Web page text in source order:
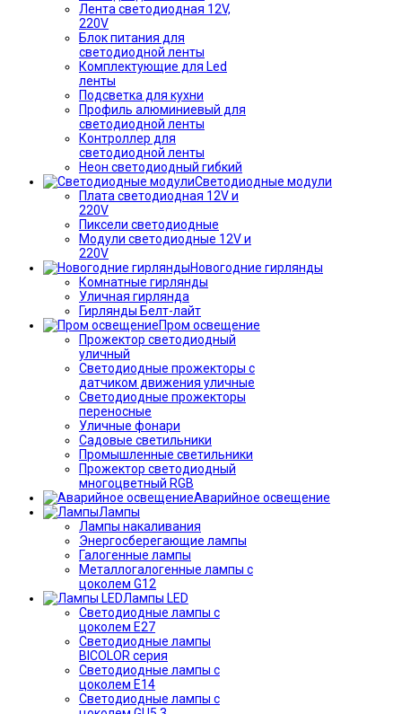
Лента светодиодная 12V,
220V
Блок питания для
светодиодной ленты
Комплектующие для Led
ленты
Подсветка для кухни
Профиль алюминиевый для
светодиодной ленты
Контроллер для
светодиодной ленты
Неон светодиодный гибкий
Светодиодные модули
Плата светодиодная 12V и
220V
Пиксели светодиодные
Модули светодиодные 12V и
220V
Новогодние гирлянды
Комнатные гирлянды
Уличная гирлянда
Гирлянды Белт-лайт
Пром освещение
Прожектор светодиодный
уличный
Светодиодные прожекторы с
датчиком движения уличные
Светодиодные прожекторы
переносные
Уличные фонари
Садовые светильники
Промышленные светильники
Прожектор светодиодный
многоцветный RGB
Аварийное освещение
Лампы
Лампы накаливания
Энергосберегающие лампы
Галогенные лампы
Металлогалогенные лампы с
цоколем G12
Лампы LED
Светодиодные лампы с
цоколем E27
Светодиодные лампы
BICOLOR серия
Светодиодные лампы с
цоколем E14
Светодиодные лампы с